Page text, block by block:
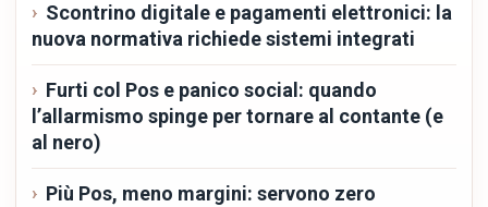
Scontrino digitale e pagamenti elettronici: la
nuova normativa richiede sistemi integrati
Furti col Pos e panico social: quando
l’allarmismo spinge per tornare al contante (e
al nero)
Più Pos, meno margini: servono zero